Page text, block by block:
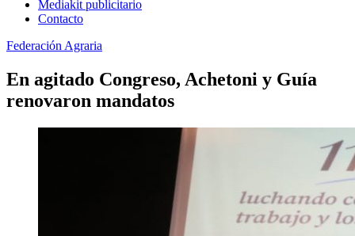
Mediakit publicitario
Contacto
Federación Agraria
En agitado Congreso, Achetoni y Guía
renovaron mandatos